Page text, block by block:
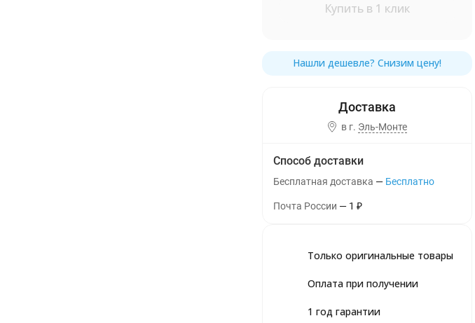
Купить в 1 клик
в г. Эль-Монте
Способ доставки
Бесплатная доставка Бесплатно
Почта России 1₽
Только оригинальные товары
Оплата при получении
1 год гарантии